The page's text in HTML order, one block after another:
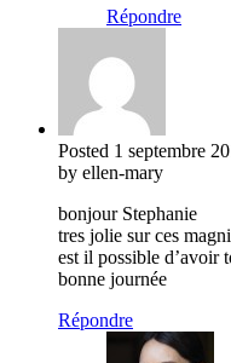
Répondre
Posted 1 septembre
by ellen-mary
bonjour Stephanie
tres jolie sur ces
est il possible d’avoir
bonne journée
Répondre